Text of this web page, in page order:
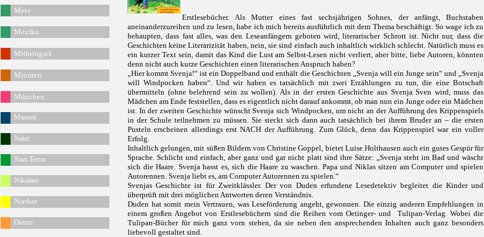
Meer
Mexiko
Mitbringsel
Mitraten
München
Museen
Natur
Nazi-Terror
Nikolaus
Nordsee
Ostern
Erstlesebücher. Als Mutter eines fast sechsjährigen Sohnes, der anfängt, Buchstaben
aneinanderzureihen und zu lesen, habe ich mich bereits ausführlich mit dem Thema beschäftigt. So wage ich zu
behaupten, dass fast alles, was den Leseanfängern geboten wird, literarischer Schrott ist. Nicht nur, dass die
Geschichten keine Literarizität haben, nein, sie sind einfach auch inhaltlich wirklich schlecht. Natürlich muss es
ein kurzer Text sein, damit das Kind die Lust am Selbst-Lesen nicht verliert, aber bitte, liebe Autoren, könnten
denn nicht auch kurze Geschichten einen literarischen Anspruch haben?
„Hier kommt Svenja!“ ist ein Doppelband und enthält die Geschichten „Svenja will ein Junge sein“ und „Svenja
will Windpocken haben“. Und wir haben es tatsächlich mit zwei Erzählungen zu tun, die eine Botschaft
übermitteln (ohne belehrend sein zu wollen). Als in der ersten Geschichte aus Svenja Sven wird, muss das
Mädchen am Ende feststellen, dass es eigentlich nicht darauf ankommt, ob man nun ein Junge oder ein Mädchen
ist. In der zweiten Geschichte wünscht Svenja sich Windpocken, um nicht an der Aufführung des Krippenspiels
in der Schule teilnehmen zu müssen. Sie steckt sich dann auch tatsächlich bei ihrem Bruder an – die ersten
Pusteln erscheinen allerdings erst NACH der Aufführung. Zum Glück, denn das Krippenspiel war ein voller
Erfolg.
Inhaltlich gelungen, mit süßen Bildern von Christine Goppel, bietet Luise Holthausen auch ein gutes Gespür für
Sprache. Schlicht und einfach, aber ganz und gar nicht platt sind ihre Sätze: „Svenja steht im Bad und wäscht
sich die Haare. Svenja hasst es, sich die Haare zu waschen. Papa und Niklas sitzen am Computer und spielen
Autorennen. Svenja liebt es, am Computer Autorennen zu spielen.“
Svenjas Geschichte ist für Zweitklässler. Der von Duden erfundene Lesedetektiv begleitet die Kinder und
überprüft mit drei möglichen Antworten deren Verständnis.
Duden hat somit mein Vertrauen, was Leseförderung angeht, gewonnen. Die einzig anderen Empfehlungen in
einem großen Angebot von Erstlesebüchern sind die Reihen vom Oetinger- und Tulipan-Verlag. Wobei die
Tulipan-Bücher für mich ganz vorn stehen, da sie neben den ansprechenden Inhalten auch ganz besonders
liebevoll gestaltet sind.